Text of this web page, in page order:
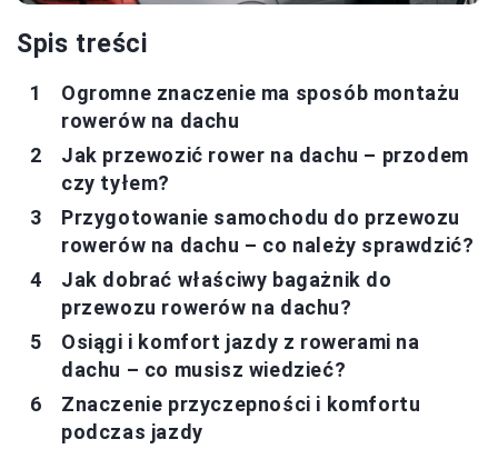
Spis treści
Ogromne znaczenie ma sposób montażu
rowerów na dachu
Jak przewozić rower na dachu – przodem
czy tyłem?
Przygotowanie samochodu do przewozu
rowerów na dachu – co należy sprawdzić?
Jak dobrać właściwy bagażnik do
przewozu rowerów na dachu?
Osiągi i komfort jazdy z rowerami na
dachu – co musisz wiedzieć?
Znaczenie przyczepności i komfortu
podczas jazdy